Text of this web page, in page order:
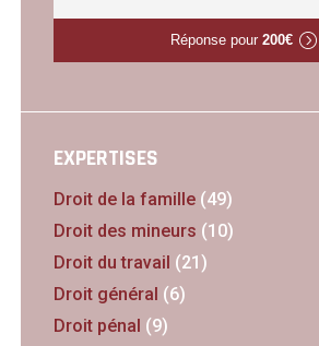
Réponse pour 200€
EXPERTISES
Droit de la famille(49)
Droit des mineurs (10)
Droit du travail (21)
Droit général (6)
Droit pénal (9)